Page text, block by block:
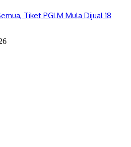
Tiket PGLM Mula Dijual 18